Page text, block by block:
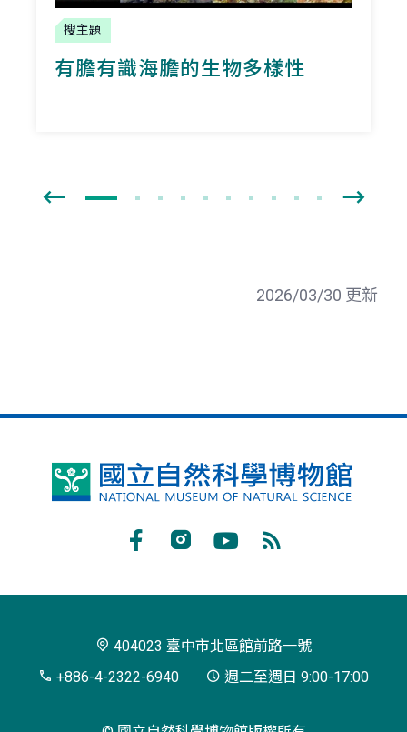
搜主題
有膽有識海膽的生物多樣性
2026/03/30 更新
國
博
閱
404023 臺中市北區館前路一號
+886-4-2322-6940
週二至週日 9:00-17:00